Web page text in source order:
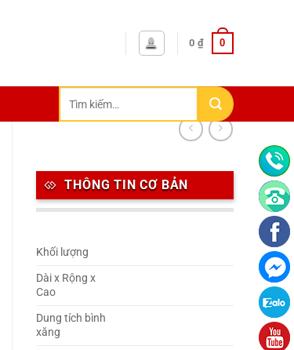
0 ₫ 0
kiếm:
THÔNG TIN CƠ BẢN
Khối lượng
Dài x Rộng x
Cao
Dung tích bình
xăng